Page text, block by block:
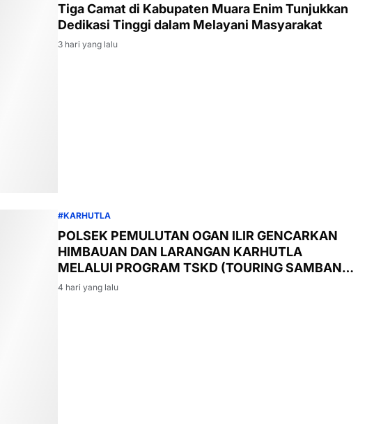
Tiga Camat di Kabupaten Muara Enim Tunjukkan
Dedikasi Tinggi dalam Melayani Masyarakat
3 hari yang lalu
#KARHUTLA
POLSEK PEMULUTAN OGAN ILIR GENCARKAN
HIMBAUAN DAN LARANGAN KARHUTLA
MELALUI PROGRAM TSKD (TOURING SAMBANG
KE DESA-DESA
4 hari yang lalu